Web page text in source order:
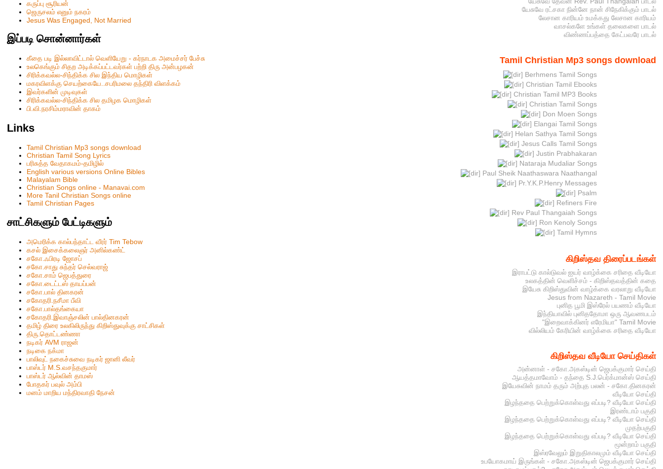
கருப்பு சூரியன்
ஜெருசலம் எனும் நகரம்
Jesus Was Engaged, Not Married
இப்படி சொன்னார்கள்
கீதை படி இல்லாவிட்டால் வெளியேறு - கர்நாடக அமைச்சர் பேச்சு
உலகெங்கும் சிதற அடிக்கப்பட்டவர்கள் பற்றி திரு அன்பழகன்
சிரிக்கவல்ல-சிந்திக்க சில இந்திய மொழிகள்
மகரவிளக்கு செயற்கையே..சபரிமலை தந்திரி விளக்கம்
இவர்களின் முடிவுகள்
சிரிக்கவல்ல-சிந்திக்க சில தமிழக மொழிகள்
பி.வி.நரசிம்மராவின் தாகம்
Links
Tamil Christian Mp3 songs download
Christian Tamil Song Lyrics
பரிசுத்த வேதாகமம்-தமிழில்
English various versions Online Bibles
Malayalam Bible
Christian Songs online - Manavai.com
More Tanil Christian Songs online
Tamil Christian Pages
சாட்சிகளும் பேட்டிகளும்
அமெரிக்க கால்பந்தாட்ட வீரர் Tim Tebow
கசல் இசைக்கலைஞர் அனில்கண்ட்
சகோ.ஃபிரடி ஜோசப்
சகோ.சாது சுந்தர் செல்வராஜ்
சகோ.சாம் ஜெபத்துரை
சகோ.டைட்டஸ் தாயப்பன்
சகோ.பால் தினகரன்
சகோதரி.நசீமா பீவி
ச‌கோ.பால்த‌ங்கையா
ச‌கோதரி.இவாஞ்சலின் பால்தின‌க‌ர‌ன்
தமிழ் திரை உலகிலிருந்து கிறிஸ்துவுக்கு சாட்சிகள்
திரு.தொட்டண்ணா
நடிகர் AVM ராஜன்
நடிகை நக்மா
பாலிவுட் நகைச்சுவை நடிகர் ஜானி லீவர்
பாஸ்டர் M.S.வசந்தகுமார்
பாஸ்டர் ஆல்வின் தாமஸ்
போதகர் பவுல் அம்பி
மனம் மாறிய மந்திரவாதி நேசன்
யேசுவே ரட்சகா நின்னே நான் சிநேகிக்கும் பாடல்
லேசான காரியம் உமக்கது லேசான காரியம்
வாசல்களே உங்கள் தலைகளை பாடல்
விண்ணப்பத்தை கேட்பவரே பாடல்
Tamil Christian Mp3 songs download
Berhmens Tamil Songs
Christian Tamil Ebooks
Christian Tamil MP3 Books
Christian Tamil Songs
Don Moen Songs
Elangai Tamil Songs
Helan Sathya Tamil Songs
Jesus Calls Tamil Songs
Justin Prabhakaran
Nataraja Mudaliar Songs
Paul Sheik Naathaswara Naathangal
Pr.Y.K.P.Henry Messages
Psalm
Refiners Fire
Rev Paul Thangaiah Songs
Ron Kenoly Songs
Tamil Hymns
கிறிஸ்தவ திரைப்படங்கள்
இராபட்டு கால்டுவல் ஐயர் வாழ்க்கை சரிதை வீடியோ
உலகத்தின் வெளிச்சம் - கிறிஸ்தவத்தின் கதை
இயேசு கிறிஸ்துவின் வாழ்க்கை வரலாறு வீடியோ
Jesus from Nazareth - Tamil Movie
புனித பூமி இஸ்ரேல் பயணம் வீடியோ
இந்தியாவில் புனிததோமா ஒரு ஆவணபடம்
"இறைவாக்கினர் எரேமியா" Tamil Movie
வில்லியம் கேரியின் வாழ்க்கை சரிதை வீடியோ
கிறிஸ்தவ வீடியோ செய்திகள்
அன்னாள் - சகோ.அகஸ்டின் ஜெபக்குமார் செய்தி
ஆயத்தமாவோம் - தந்தை S.J.பெர்க்மான்ஸ் செய்தி
இயேசுவின் நாமம் தரும் அற்புத பலன் - சகோ.தினகரன்
வீடியோ செய்தி
இழந்ததை பெற்றுக்கொள்வது எப்படி? வீடியோ செய்தி
இரண்டாம் பகுதி
இழந்ததை பெற்றுக்கொள்வது எப்படி? வீடியோ செய்தி
முதற்பகுதி
இழந்ததை பெற்றுக்கொள்வது எப்படி? வீடியோ செய்தி
மூன்றாம் பகுதி
இஸ்ரவேலும் இறுதிகாலமும் வீடியோ செய்தி
உபயோகமாய் இருங்கள் - சகோ.அகஸ்டின் ஜெபக்குமார் செய்தி